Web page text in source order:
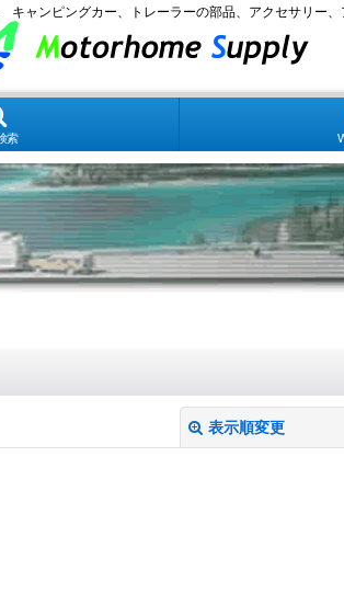
ャンピングカー、トレーラーの部品、アクセサリー、
索
表示順変更